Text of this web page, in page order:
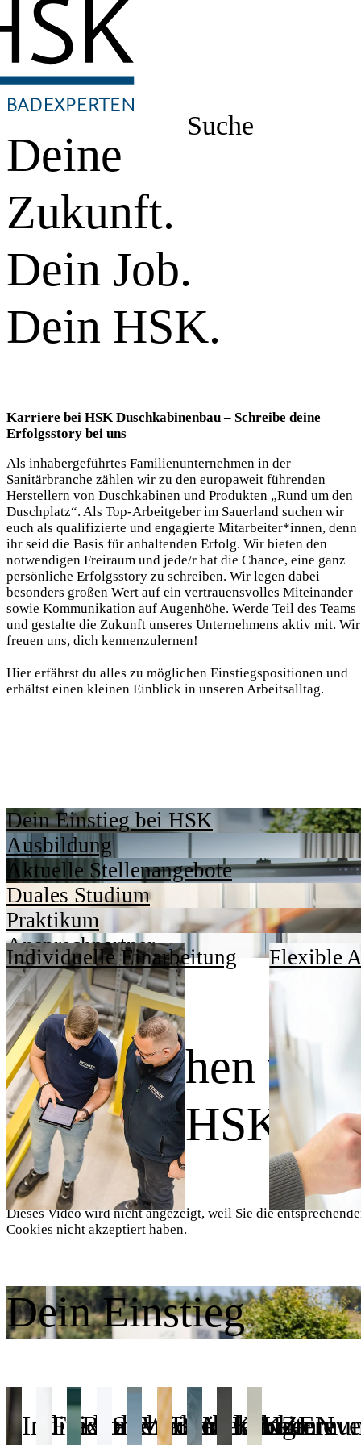
Suche
Deine
Zukunft.
Dein Job.
Dein HSK.
Karriere bei HSK Duschkabinenbau – Schreibe deine
Erfolgsstory bei uns
Als inhabergeführtes Familienunternehmen in der
Sanitärbranche zählen wir zu den europaweit führenden
Herstellern von Duschkabinen und Produkten „Rund um den
Duschplatz“. Als Top-Arbeitgeber im Sauerland suchen wir
euch als qualifizierte und engagierte Mitarbeiter*innen, denn
ihr seid die Basis für anhaltenden Erfolg. Wir bieten den
notwendigen Freiraum und jede/r hat die Chance, eine ganz
persönliche Erfolgsstory zu schreiben. Wir legen dabei
besonders großen Wert auf ein vertrauensvolles Miteinander
sowie Kommunikation auf Augenhöhe. Werde Teil des Teams
und gestalte die Zukunft unseres Unternehmens aktiv mit. Wir
freuen uns, dich kennenzulernen!
Hier erfährst du alles zu möglichen Einstiegspositionen und
erhältst einen kleinen Einblick in unseren Arbeitsalltag.
Dein Einstieg bei HSK
Ausbildung
Aktuelle Stellenangebote
Duales Studium
Praktikum
Ansprechpartner
Dafür stehen wir.
Wir sind HSK.
Dieses Video wird nicht angezeigt, weil Sie die
Cookies nicht akzeptiert haben.
Dein Einstieg
Individuelle Einarbeitung Flexible
Individuelle
Flexible
Betriebliches
Sicherheit
Weiterbildung
Betrieblicher
KAIZEN